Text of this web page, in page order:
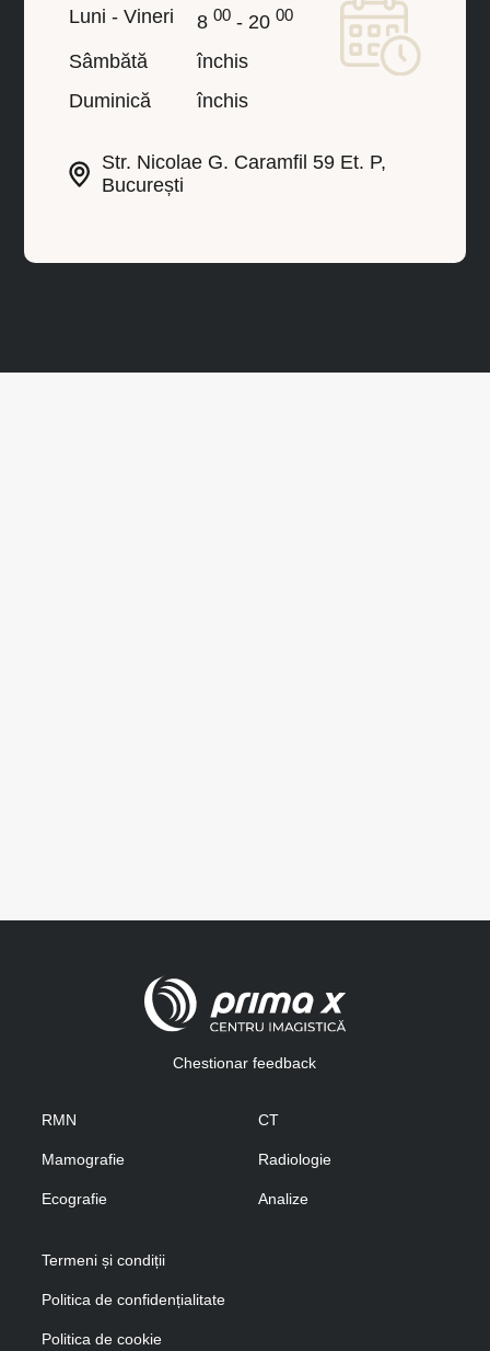
Luni - Vineri 800 - 2000
Sâmbătă
închis
Duminică
închis
Str. Nicolae G. Caramfil 59 Et. P,
București
Chestionar feedback
RMN CT
Mamografie Radiologie
Ecografie Analize
Termeni și condiții
Politica de confidențialitate
Politica de cookie